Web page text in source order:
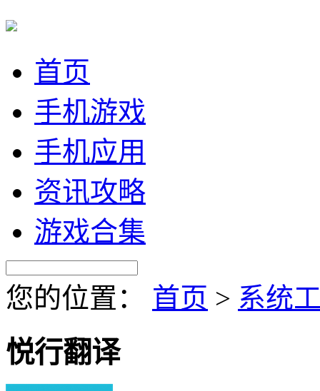
首页
手机游戏
手机应用
资讯攻略
游戏合集
您的位置： 首页 > 系统
悦行翻译